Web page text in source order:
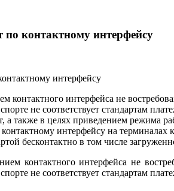
контактному интерфейсу
контактного интерфейса не
не соответствует стандартам
также в целях приведением режима
интерфейсу на
бесконтактно в том числе
контактного интерфейса не
не соответствует стандартам